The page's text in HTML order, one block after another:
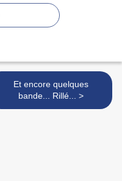
Et encore quelques
bande... Rillé... >